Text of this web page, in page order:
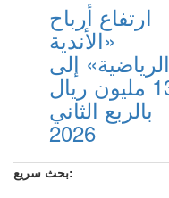
ارتفاع أرباح
«الأندية
الرياضية» إلى
13.8 مليون ريال
بالربع الثاني
2026
بحث سريع: